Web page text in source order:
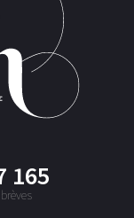
165
brèves